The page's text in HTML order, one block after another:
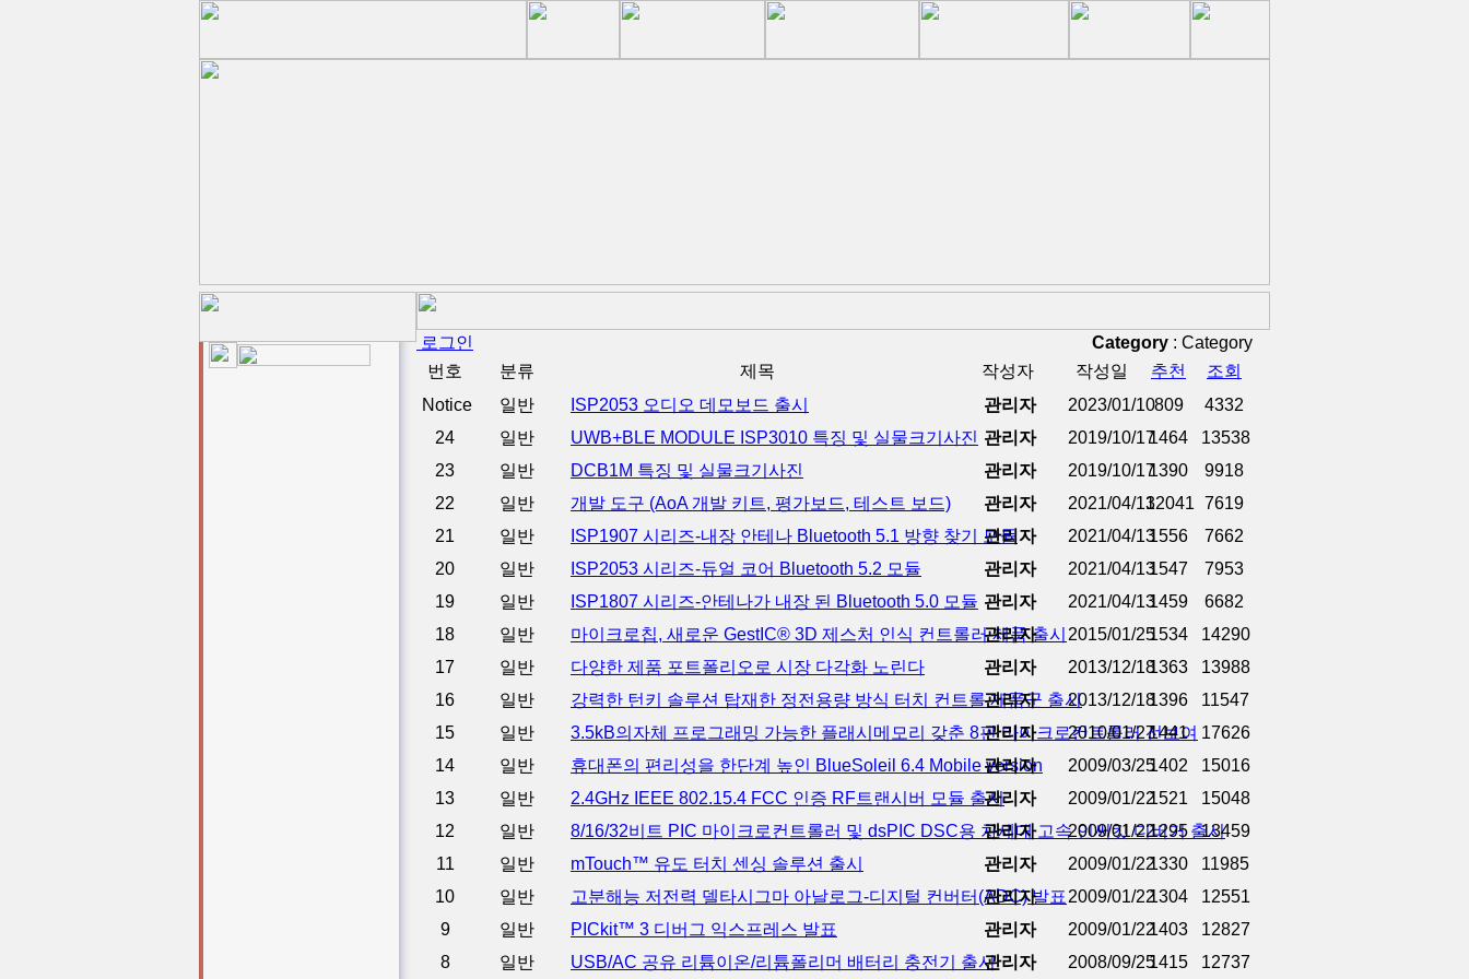
로그인 Category : Category
번호
분류 제목 작성자 작성일 추천
조회
Notice
일반 ISP2053 오디오 데모보드 출시 관리자 2023/01/10809
4332
24
일반 UWB+BLE MODULE ISP3010 특징 및 실물크기사진 관리자 2019/10/171464
13538
23
일반 DCB1M 특징 및 실물크기사진 관리자 2019/10/171390
9918
22
일반 개발 도구 (AoA 개발 키트, 평가보드, 테스트 보드) 관리자 2021/04/1312041 7619
21
일반 ISP1907 시리즈-내장 안테나 Bluetooth 5.1 방향 찾기 모듈
관리자 2021/04/131556
7662
20
일반 ISP2053 시리즈-듀얼 코어 Bluetooth 5.2 모듈 관리자 2021/04/131547
7953
19
일반 ISP1807 시리즈-안테나가 내장 된 Bluetooth 5.0 모듈 관리자 2021/04/131459
6682
18
일반 마이크로칩, 새로운 GestIC® 3D 제스처 인식 컨트롤러 제품 출시
관리자 2015/01/251534
14290
17
일반 다양한 제품 포트폴리오로 시장 다각화 노린다 관리자 2013/12/181363
13988
16
일반 강력한 턴키 솔루션 탑재한 정전용량 방식 터치 컨트롤 제품군 출시
관리자 2013/12/181396
11547
15
일반 3.5kB의자체 프로그래밍 가능한 플래시메모리 갖춘 8핀 마이크로컨트롤러 선보여
관리자 2010/01/271441
17626
14
일반 휴대폰의 편리성을 한단계 높인 BlueSoleil 6.4 Mobile version
관리자 2009/03/251402
15016
13
일반 2.4GHz IEEE 802.15.4 FCC 인증 RF트랜시버 모듈 출시관리자 2009/01/221521
15048
12
일반 8/16/32비트 PIC 마이크로컨트롤러 및 dsPIC DSC용 차세대 고속 인써킷 디버거 출시
관리자 2009/01/221295
13459
11
일반 mTouch™ 유도 터치 센싱 솔루션 출시 관리자 2009/01/221330
11985
10
일반 고분해능 저전력 델타시그마 아날로그-디지털 컨버터(ADC) 발표
관리자 2009/01/221304
12551
9
일반 PICkit™ 3 디버그 익스프레스 발표 관리자 2009/01/221403
12827
8
일반 USB/AC 공유 리튬이온/리튬폴리머 배터리 충전기 출시관리자 2008/09/251415 12737